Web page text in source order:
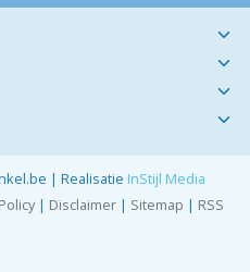
| Realisatie InStijl Media
| Disclaimer | Sitemap | RSS